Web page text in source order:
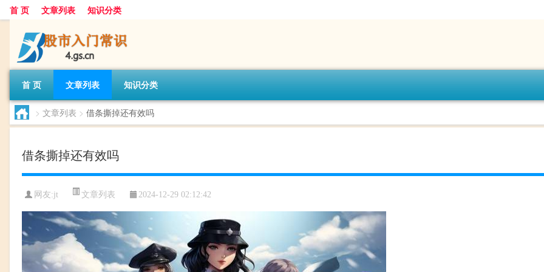
首 页 文章列表 知识分类
首 页 文章列表 知识分类
> 文章列表 > 借条撕掉还有效吗
借条撕掉还有效吗
网友:jt 文章列表 2024-12-29 02:12:42